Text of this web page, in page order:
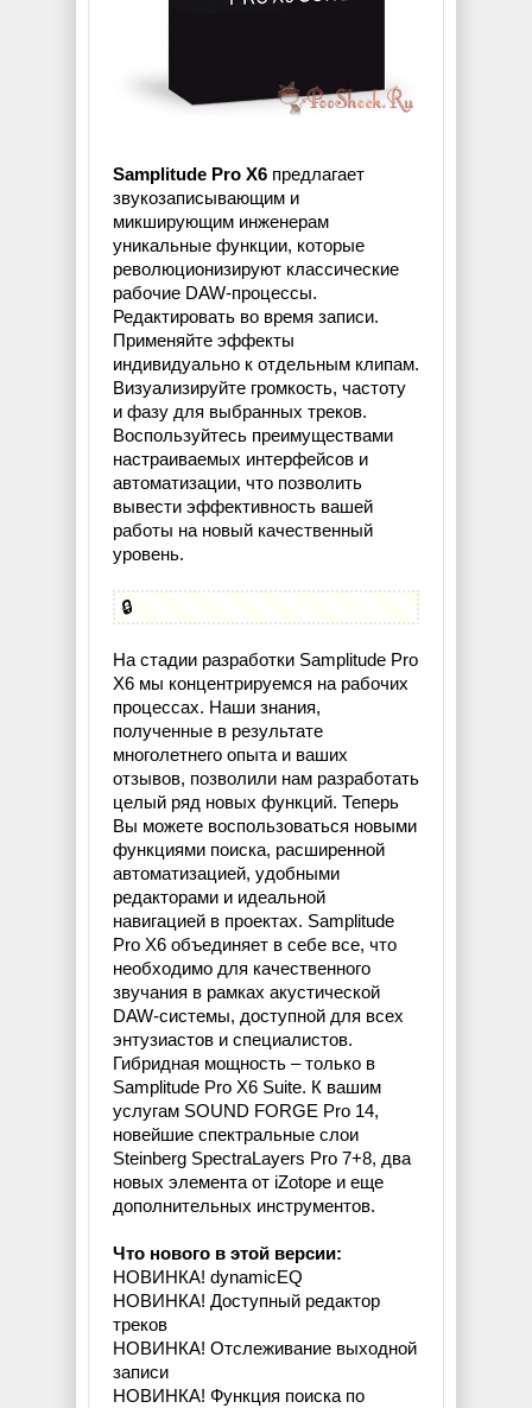
Samplitude Pro X6 предлагает
звукозаписывающим и
микширующим инженерам
уникальные функции, которые
революционизируют классические
рабочие DAW-процессы.
Редактировать во время записи.
Применяйте эффекты
индивидуально к отдельным клипам.
Визуализируйте громкость, частоту
и фазу для выбранных треков.
Воспользуйтесь преимуществами
настраиваемых интерфейсов и
автоматизации, что позволить
вывести эффективность вашей
работы на новый качественный
уровень.
🔒
На стадии разработки Samplitude Pro
X6 мы концентрируемся на рабочих
процессах. Наши знания,
полученные в результате
многолетнего опыта и ваших
отзывов, позволили нам разработать
целый ряд новых функций. Теперь
Вы можете воспользоваться новыми
функциями поиска, расширенной
автоматизацией, удобными
редакторами и идеальной
навигацией в проектах. Samplitude
Pro X6 объединяет в себе все, что
необходимо для качественного
звучания в рамках акустической
DAW-системы, доступной для всех
энтузиастов и специалистов.
Гибридная мощность – только в
Samplitude Pro X6 Suite. К вашим
услугам SOUND FORGE Pro 14,
новейшие спектральные слои
Steinberg SpectraLayers Pro 7+8, два
новых элемента от iZotope и еще
дополнительных инструментов.
Что нового в этой версии:
НОВИНКА! dynamicEQ
НОВИНКА! Доступный редактор
треков
НОВИНКА! Отслеживание выходной
записи
НОВИНКА! Функция поиска по